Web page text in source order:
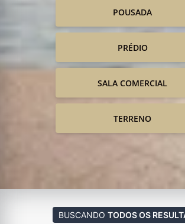
POUSADA
PRÉDIO
SALA COMERCIAL
TERRENO
BUSCANDO TODOS OS